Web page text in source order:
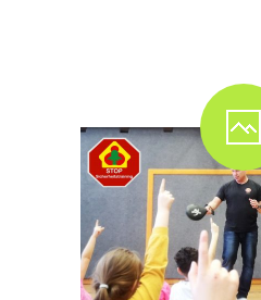
-- Unsere Schule
---- Das Schulgebäude
---- Leitbild
---- Unsere Regeln